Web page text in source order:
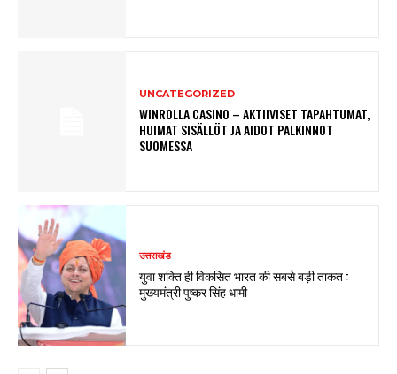
UNCATEGORIZED
WINROLLA CASINO – AKTIIVISET TAPAHTUMAT,
HUIMAT SISÄLLÖT JA AIDOT PALKINNOT
SUOMESSA
उत्तराखंड
युवा शक्ति ही विकसित भारत की सबसे बड़ी ताकत :
मुख्यमंत्री पुष्कर सिंह धामी